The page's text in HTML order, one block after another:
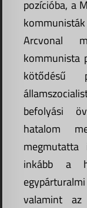
pozícióba, a
Arcvonal
kommunista
kötődésű
befolyási
hatalom
inkább a
valamint